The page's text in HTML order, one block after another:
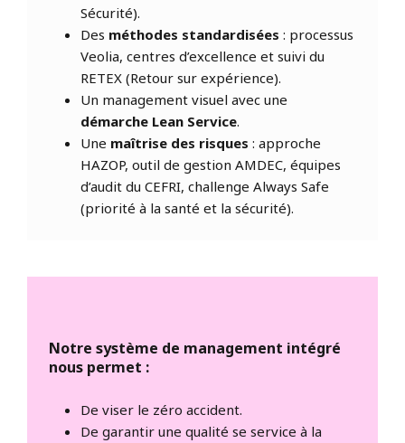
Sécurité).
Des méthodes standardisées : processus
Veolia, centres d’excellence et suivi du
RETEX (Retour sur expérience).
Un management visuel avec une
démarche Lean Service.
Une maîtrise des risques : approche
HAZOP, outil de gestion AMDEC, équipes
d’audit du CEFRI, challenge Always Safe
(priorité à la santé et la sécurité).
Notre système de management intégré
nous permet :
De viser le zéro accident.
De garantir une qualité se service à la